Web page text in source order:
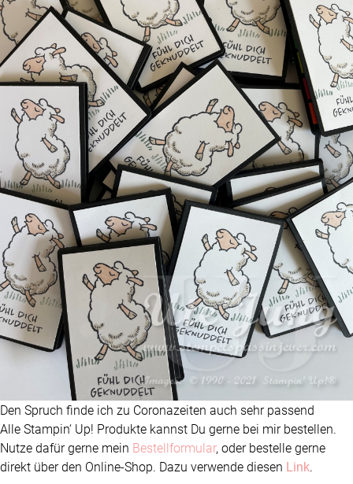
Den Spruch finde ich zu Coronazeiten auch sehr passend
Alle Stampin‘ Up! Produkte kannst Du gerne bei mir bestellen.
Nutze dafür gerne mein Bestellformular, oder bestelle gerne
direkt über den Online-Shop. Dazu verwende diesen Link.